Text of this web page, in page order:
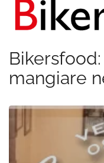
Bikersfood:
mangiare